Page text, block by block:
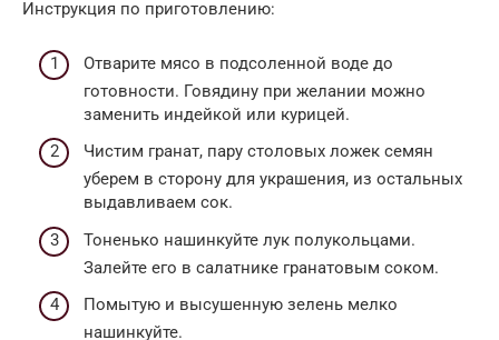
Инструкция по приготовлению:
Отварите мясо в подсоленной воде до
готовности. Говядину при желании можно
заменить индейкой или курицей.
Чистим гранат, пару столовых ложек семян
уберем в сторону для украшения, из остальных
выдавливаем сок.
Тоненько нашинкуйте лук полукольцами.
Залейте его в салатнике гранатовым соком.
Помытую и высушенную зелень мелко
нашинкуйте.